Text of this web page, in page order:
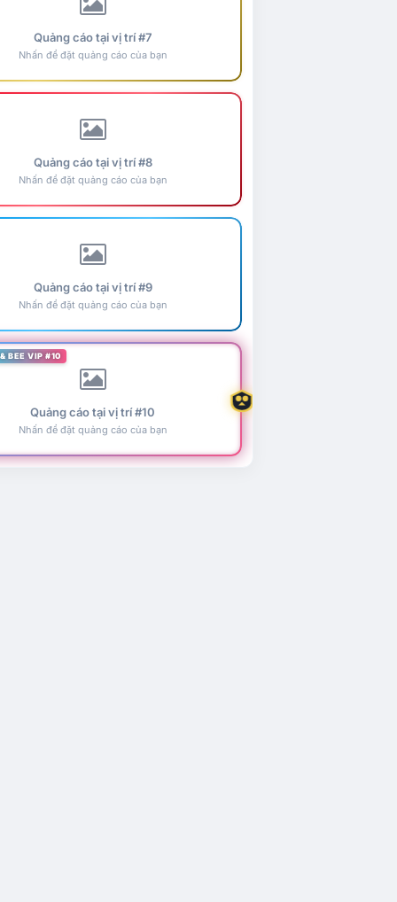
Quảng cáo tại vị trí #7
Nhấn để đặt quảng cáo của bạn
Quảng cáo tại vị trí #8
Nhấn để đặt quảng cáo của bạn
Quảng cáo tại vị trí #9
Nhấn để đặt quảng cáo của bạn
BEE VIP #10
Quảng cáo tại vị trí #10
Nhấn để đặt quảng cáo của bạn